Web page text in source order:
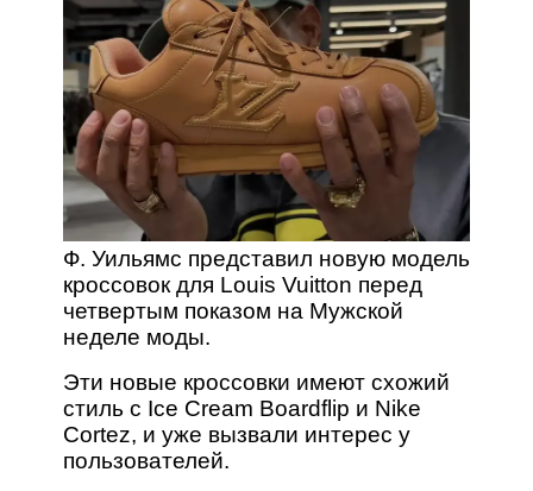
Ф. Уильямс представил новую модель
кроссовок для Louis Vuitton перед
четвертым показом на Мужской
неделе моды.
Эти новые кроссовки имеют схожий
стиль с Ice Cream Boardflip и Nike
Cortez, и уже вызвали интерес у
пользователей.